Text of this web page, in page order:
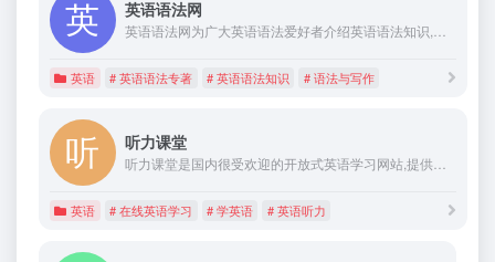
英语语法网
英语语法网为广大英语语法爱好者介绍英语语法知识,提供英语语法研究素材,研究语法与阅读翻译以及写作的关系
英语 # 英语语法专著 # 英语语法知识 # 语法与写作
听力课堂
听力课堂是国内很受欢迎的开放式英语学习网站,提供海量英语听力mp3下载(在线学习和免费下载),以及各种免费学英语资料,让您迅速提升英语水平,攻克英语学习难关!
英语 # 在线英语学习 # 学英语 # 英语听力